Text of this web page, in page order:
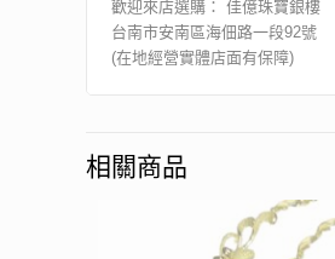
歡迎來店選購： 佳億珠寶銀樓
台南市安南區海佃路一段92號
(在地經營實體店面有保障)
相關商品